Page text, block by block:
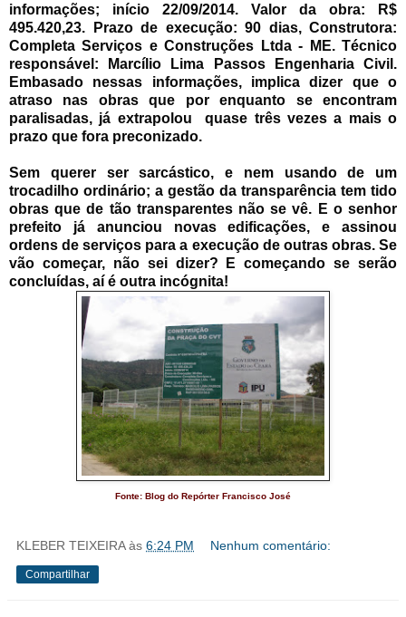
informações; início 22/09/2014. Valor da obra: R$
495.420,23. Prazo de execução: 90 dias, Construtora:
Completa Serviços e Construções Ltda - ME. Técnico
responsável: Marcílio Lima Passos Engenharia Civil.
Embasado nessas informações, implica dizer que o
atraso nas obras que por enquanto se encontram
paralisadas, já extrapolou quase três vezes a mais o
prazo que fora preconizado.
Sem querer ser sarcástico, e nem usando de um
trocadilho ordinário; a gestão da transparência tem tido
obras que de tão transparentes não se vê. E o senhor
prefeito já anunciou novas edificações, e assinou
ordens de serviços para a execução de outras obras. Se
vão começar, não sei dizer? E começando se serão
concluídas, aí é outra incógnita!
Fonte: Blog do Repórter Francisco José
KLEBER TEIXEIRA às 6:24 PM Nenhum comentário:
Compartilhar